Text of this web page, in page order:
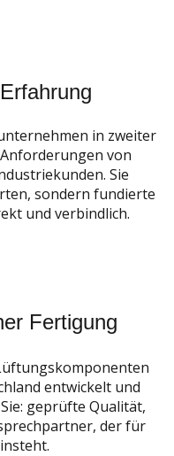
in zweiter
von
Sie
sondern fundierte
und verbindlich.
Fertigung
entwickelt und
geprüfte Qualität,
der für